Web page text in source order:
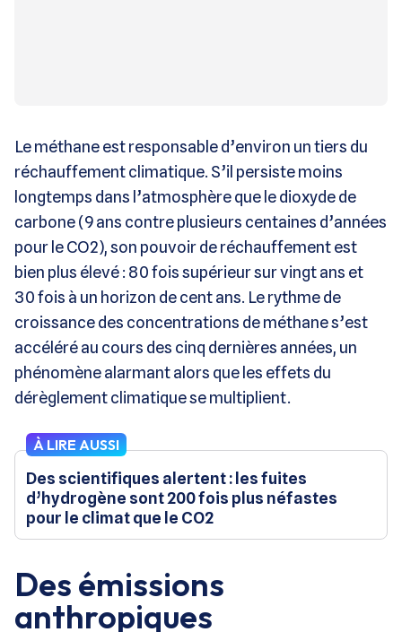
Le méthane est responsable d’environ un tiers du
réchauffement climatique. S’il persiste moins
longtemps dans l’atmosphère que le dioxyde de
carbone (9 ans contre plusieurs centaines d’années
pour le CO2), son pouvoir de réchauffement est
bien plus élevé : 80 fois supérieur sur vingt ans et
30 fois à un horizon de cent ans. Le rythme de
croissance des concentrations de méthane s’est
accéléré au cours des cinq dernières années, un
phénomène alarmant alors que les effets du
dérèglement climatique se multiplient.
À LIRE AUSSI
Des scientifiques alertent : les fuites
d’hydrogène sont 200 fois plus néfastes
pour le climat que le CO2
Des émissions
anthropiques